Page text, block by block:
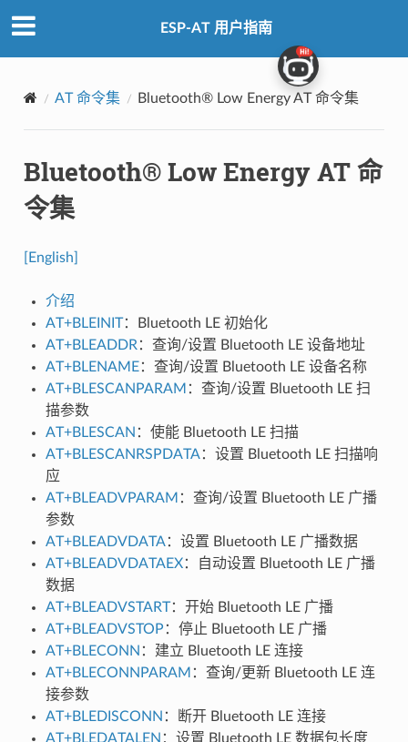
ESP-AT 用户指南
AT 命令集 Bluetooth® Low Energy AT 命令集
Bluetooth® Low Energy AT 命
令集
[English]
介绍
AT+BLEINIT：Bluetooth LE 初始化
AT+BLEADDR ：查询/设置 Bluetooth LE 设备地址
AT+BLENAME：查询/设置 Bluetooth LE 设备名称
AT+BLESCANPARAM ：查询/设置 Bluetooth LE 扫
描参数
AT+BLESCAN ：使能 Bluetooth LE 扫描
AT+BLESCANRSPDATA：设置 Bluetooth LE 扫描响
应
AT+BLEADVPARAM ：查询/设置 Bluetooth LE 广播
参数
AT+BLEADVDATA：设置 Bluetooth LE 广播数据
AT+BLEADVDATAEX：自动设置 Bluetooth LE 广播
数据
AT+BLEADVSTART：开始 Bluetooth LE 广播
AT+BLEADVSTOP ：停止 Bluetooth LE 广播
AT+BLECONN ：建立 Bluetooth LE 连接
AT+BLECONNPARAM ：查询/更新 Bluetooth LE 连
接参数
AT+BLEDISCONN ：断开 Bluetooth LE 连接
AT+BLEDATALEN ：设置 Bluetooth LE 数据包长度